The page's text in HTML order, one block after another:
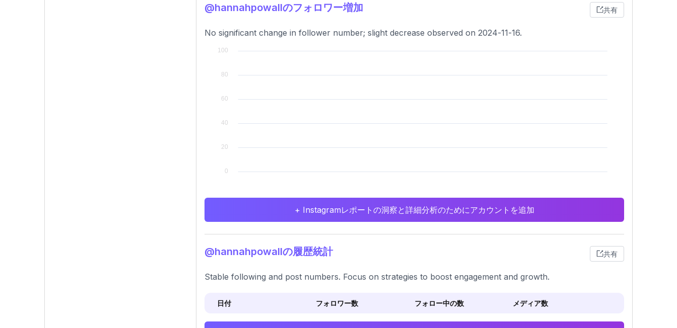
@hannahpowallのフォロワー増加 共有
No significant change in follower number; slight decrease observed on 2024-11-16.
+ Instagramレポートの洞察と詳細分析のためにアカウントを追加
@hannahpowallの履歴統計 共有
Stable following and post numbers. Focus on strategies to boost engagement and growth.
日付 フォロワー数 フォロー中の数 メディア数